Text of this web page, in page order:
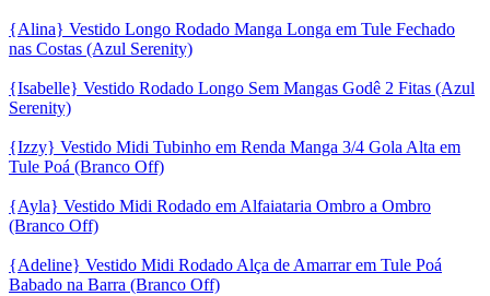
{Alina} Vestido Longo Rodado Manga Longa em Tule Fechado
nas Costas (Azul Serenity)
{Isabelle} Vestido Rodado Longo Sem Mangas Godê 2 Fitas (Azul
Serenity)
{Izzy} Vestido Midi Tubinho em Renda Manga 3/4 Gola Alta em
Tule Poá (Branco Off)
{Ayla} Vestido Midi Rodado em Alfaiataria Ombro a Ombro
(Branco Off)
{Adeline} Vestido Midi Rodado Alça de Amarrar em Tule Poá
Babado na Barra (Branco Off)